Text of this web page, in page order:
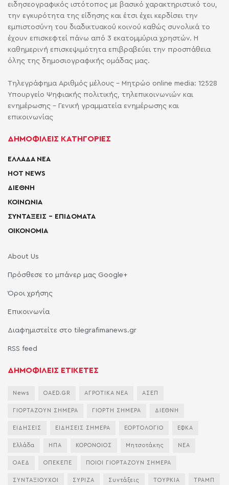
ειδησεογραφικός ιστότοπος με βασικό χαρακτηριστικό του,
την εγκυρότητα της είδησης και έτσι έχει κερδίσει την
εμπιστοσύνη του διαδικτυακού κοινού καθώς συνολικά το
έχουν επισκεφτεί πάνω από 3 εκατομμύρια χρηστών. Η
καθημερινή επισκεψιμότητα επιβραβεύει την προσπάθεια
όλης της δημοσιογραφικής ομάδας μας.
Τηλεγράφημα Αριθμός μέλους - Μητρώο online media: 12528
Υπουργείο Ψηφιακής πολιτικής, τηλεπικοινωνιών και
ενημέρωσης - Γενική γραμματεία ενημέρωσης και
επικοινωνίας
ΔΗΜΟΦΙΛΕΙΣ ΚΑΤΗΓΟΡΙΕΣ
ΕΛΛΑΔΑ ΝΕΑ
HOT NEWS
ΔΙΕΘΝΗ
ΚΟΙΝΩΝΙΑ
ΣΥΝΤΑΞΕΙΣ – ΕΠΙΔΟΜΑΤΑ
ΟΙΚΟΝΟΜΙΑ
About Us
Πρόσθεσε το μπάνερ μας Google+
Όροι χρήσης
Επικοινωνία
Διαφημιστείτε στο tilegrafimanews.gr
RSS feed
ΔΗΜΟΦΙΛΕΙΣ ΕΤΙΚΕΤΕΣ
News OAED.GR ΑΓΡΟΤΙΚΑ ΝΕΑ ΑΣΕΠ
ΓΙΟΡΤΑΖΟΥΝ ΣΗΜΕΡΑ ΓΙΟΡΤΗ ΣΗΜΕΡΑ ΔΙΕΘΝΗ
ΕΙΔΗΣΕΙΣ ΕΙΔΗΣΕΙΣ ΣΗΜΕΡΑ ΕΟΡΤΟΛΟΓΙΟ ΕΦΚΑ
Ελλάδα ΗΠΑ ΚΟΡΟΝΟΙΟΣ Μητσοτάκης ΝΕΑ
ΟΑΕΔ ΟΠΕΚΕΠΕ ΠΟΙΟΙ ΓΙΟΡΤΑΖΟΥΝ ΣΗΜΕΡΑ
ΣΥΝΤΑΞΙΟΥΧΟΙ ΣΥΡΙΖΑ Συντάξεις ΤΟΥΡΚΙΑ ΤΡΑΜΠ